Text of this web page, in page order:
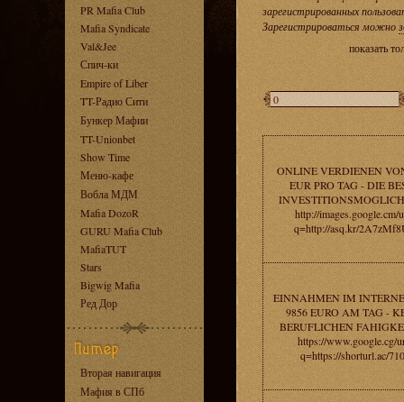
PR Mafia Club
Mafia Syndicate
Val&Jee
Спич-ки
Empire of Liber
TT-Радио Сити
Бункер Мафии
TT-Unionbet
Show Time
Меню-кафе
Вобла МДМ
Mafia DozoR
GURU Mafia Club
MafiaTUT
Stars
Bigwig Mafia
Ред Дор
Вторая навигация
Мафия в СПб
зарегистрированных
Зарегистрироваться можно
показать
ONLINE VERDIENEN
EUR PRO TAG - DIE
http://images.google.cm/
q=http://asq.kr/
EINNAHMEN IM
9856 EURO AM TAG -
BERUFLICHEN
https://www.google.cg/
q=https://shorturl.ac/